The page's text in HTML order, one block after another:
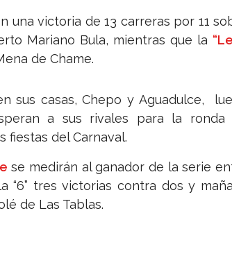
una victoria de 13 carreras por 11
Mariano Bula, mientras que la
de Chame.
sus casas, Chepo y Aguadulce,
a sus rivales para la ronda
fiestas del Carnaval.
se medirán al ganador de la serie
“6” tres victorias contra dos y
de Las Tablas.